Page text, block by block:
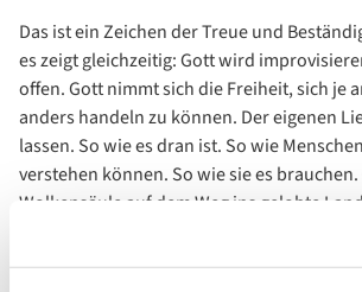
Das ist ein Zeichen der Treue und
es zeigt gleichzeitig: Gott wird
offen. Gott nimmt sich die Freiheit, sich je
anders handeln zu können. Der eigenen
lassen. So wie es dran ist. So wie
verstehen können. So wie sie es
Wolkensäule auf dem Weg ins gelobte
Krippe. Gott improvisiert sich je neu in die